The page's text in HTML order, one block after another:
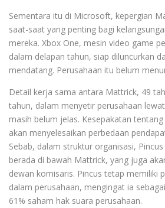
Sementara itu di Microsoft, kepergian
saat-saat yang penting bagi
mereka. Xbox One, mesin video game
dalam delapan tahun, siap diluncurkan
mendatang. Perusahaan itu belum
Detail kerja sama antara Mattrick, 49
tahun, dalam menyetir perusahaan
masih belum jelas. Kesepakatan
akan menyelesaikan perbedaan
Sebab, dalam struktur organisasi,
berada di bawah Mattrick, yang juga
dewan komisaris. Pincus tetap memiliki
dalam perusahaan, mengingat ia
61% saham hak suara perusahaan.